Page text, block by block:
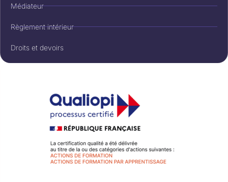
Médiateur
Règlement intérieur
Droits et devoirs